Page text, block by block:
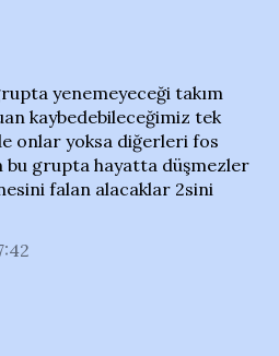
yenemeyeceği takım
kaybedebileceğimiz tek
onlar yoksa diğerleri fos
bu grupta hayatta düşmezler
falan alacaklar 2sini